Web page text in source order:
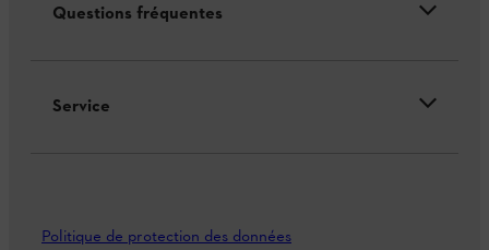
Questions fréquentes
Service
Politique de protection des données